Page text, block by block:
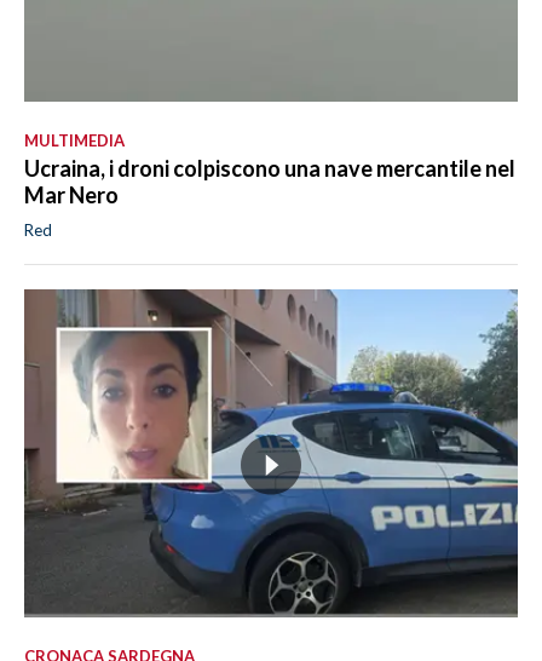
MULTIMEDIA
Ucraina, i droni colpiscono una nave mercantile nel
Mar Nero
Red
CRONACA SARDEGNA